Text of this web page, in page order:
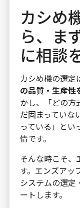
カシめ
ら、ま
に相談
カシめ機の選
の品質・生産性
かし、「どの方
だ固まっていな
っている」とい
情です。
そんな時こそ、
す。エンズアッ
システムの選定
ートします。